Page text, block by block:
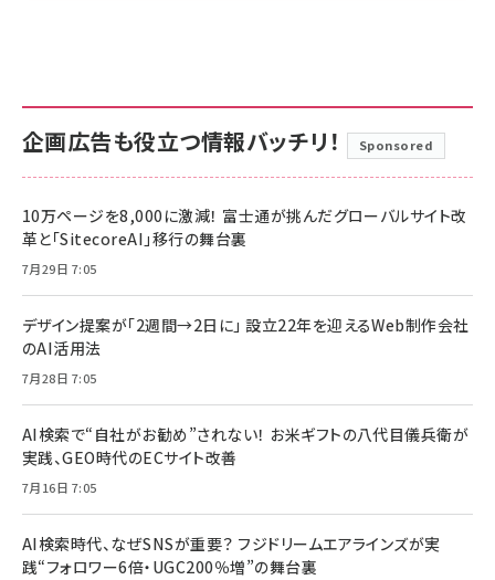
企画広告も役立つ情報バッチリ！ Sponsored
10万ページを8,000に激減！ 富士通が挑んだグローバルサイト改
革と「SitecoreAI」移行の舞台裏
7月29日 7:05
デザイン提案が「2週間→2日に」 設立22年を迎えるWeb制作会社
のAI活用法
7月28日 7:05
AI検索で“自社がお勧め”されない！ お米ギフトの八代目儀兵衛が
実践、GEO時代のECサイト改善
7月16日 7:05
AI検索時代、なぜSNSが重要？ フジドリームエアラインズが実
践“フォロワー6倍・UGC200％増”の舞台裏